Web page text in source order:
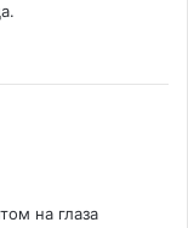
на глаза